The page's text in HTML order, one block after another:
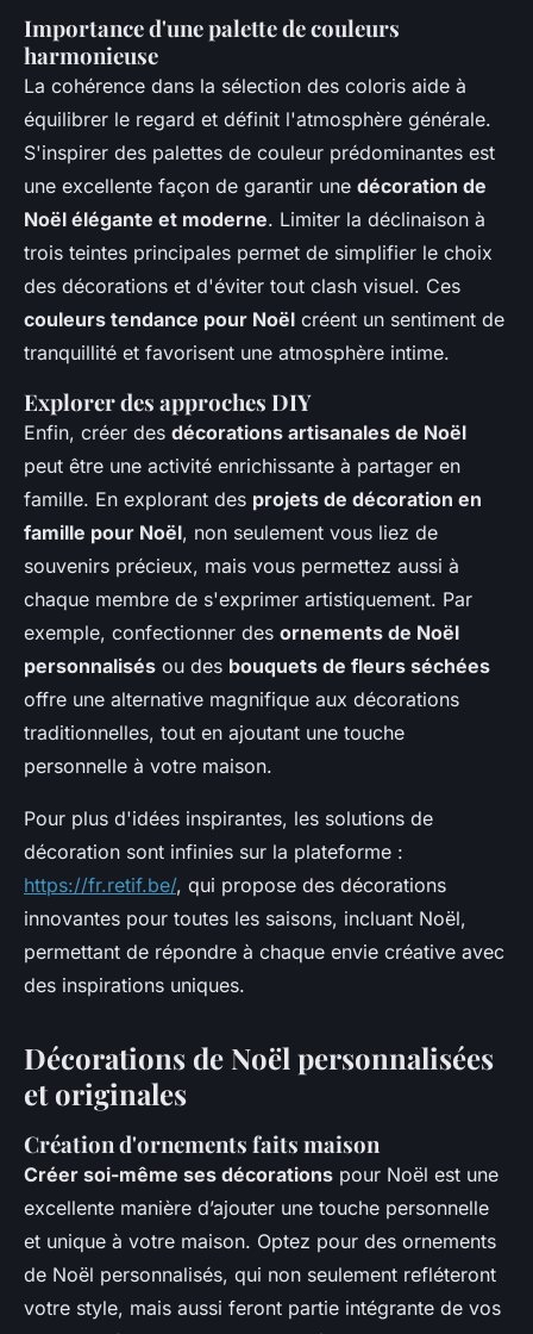
Importance d'une palette de couleurs
harmonieuse
La cohérence dans la sélection des coloris aide à
équilibrer le regard et définit l'atmosphère générale.
S'inspirer des palettes de couleur prédominantes est
une excellente façon de garantir une décoration de
Noël élégante et moderne. Limiter la déclinaison à
trois teintes principales permet de simplifier le choix
des décorations et d'éviter tout clash visuel. Ces
couleurs tendance pour Noël créent un sentiment de
tranquillité et favorisent une atmosphère intime.
Explorer des approches DIY
Enfin, créer des décorations artisanales de Noël
peut être une activité enrichissante à partager en
famille. En explorant des projets de décoration en
famille pour Noël, non seulement vous liez de
souvenirs précieux, mais vous permettez aussi à
chaque membre de s'exprimer artistiquement. Par
exemple, confectionner des ornements de Noël
personnalisés ou des bouquets de fleurs séchées
offre une alternative magnifique aux décorations
traditionnelles, tout en ajoutant une touche
personnelle à votre maison.
Pour plus d'idées inspirantes, les solutions de
décoration sont infinies sur la plateforme :
https://fr.retif.be/, qui propose des décorations
innovantes pour toutes les saisons, incluant Noël,
permettant de répondre à chaque envie créative avec
des inspirations uniques.
Décorations de Noël personnalisées
et originales
Création d'ornements faits maison
Créer soi-même ses décorations pour Noël est une
excellente manière d’ajouter une touche personnelle
et unique à votre maison. Optez pour des ornements
de Noël personnalisés, qui non seulement refléteront
votre style, mais aussi feront partie intégrante de vos